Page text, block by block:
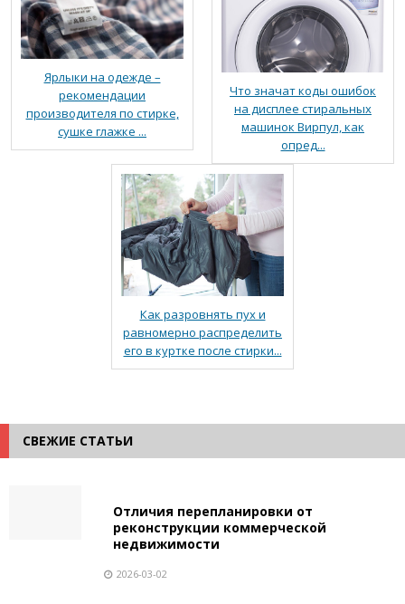
Ярлыки на одежде –
рекомендации
производителя по стирке,
сушке глажке ...
Что значат коды ошибок
на дисплее стиральных
машинок Вирпул, как
опред...
Как разровнять пух и
равномерно распределить
его в куртке после стирки...
СВЕЖИЕ СТАТЬИ
Отличия перепланировки от
реконструкции коммерческой
недвижимости
2026-03-02